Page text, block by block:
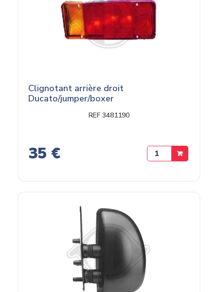
Clignotant arrière droit
Ducato/jumper/boxer
REF 3481190
35 €